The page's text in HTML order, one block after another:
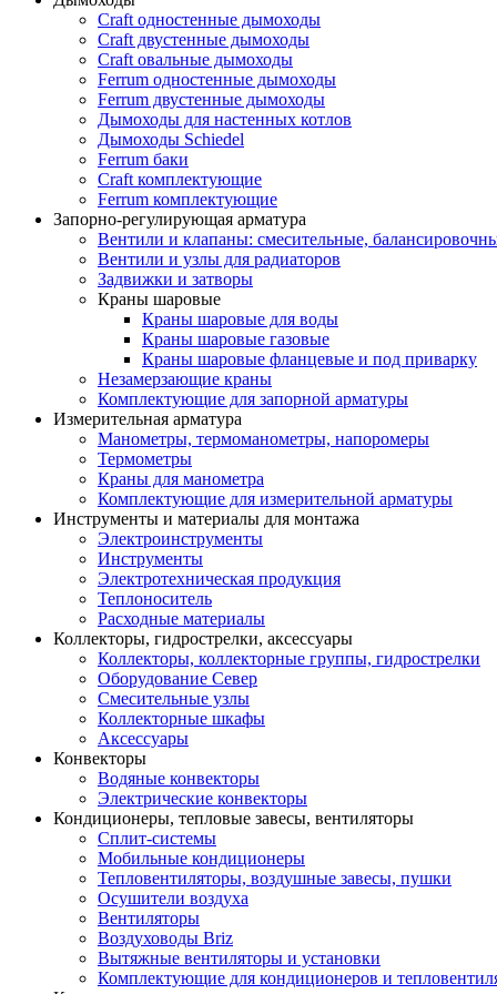
Craft одностенные дымоходы
Craft двустенные дымоходы
Craft овальные дымоходы
Ferrum одностенные дымоходы
Ferrum двустенные дымоходы
Дымоходы для настенных котлов
Дымоходы Schiedel
Ferrum баки
Craft комплектующие
Ferrum комплектующие
Запорно-регулирующая арматура
Вентили и клапаны: смесительные,
Вентили и узлы для радиаторов
Задвижки и затворы
Краны шаровые
Краны шаровые для воды
Краны шаровые газовые
Краны шаровые фланцевые и под приварку
Незамерзающие краны
Комплектующие для запорной арматуры
Измерительная арматура
Манометры, термоманометры, напоромеры
Термометры
Краны для манометра
Комплектующие для измерительной арматуры
Инструменты и материалы для монтажа
Электроинструменты
Инструменты
Электротехническая продукция
Теплоноситель
Расходные материалы
Коллекторы, гидрострелки, аксессуары
Коллекторы, коллекторные группы, гидрострелки
Оборудование Север
Смесительные узлы
Коллекторные шкафы
Аксессуары
Конвекторы
Водяные конвекторы
Электрические конвекторы
Кондиционеры, тепловые завесы, вентиляторы
Сплит-системы
Мобильные кондиционеры
Тепловентиляторы, воздушные завесы, пушки
Осушители воздуха
Вентиляторы
Воздуховоды Briz
Вытяжные вентиляторы и установки
Комплектующие для кондиционеров и